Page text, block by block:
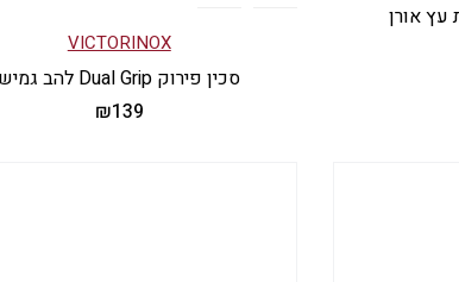
VICTORINOX
סכין פירוק Dual Grip להב גמיש
₪139